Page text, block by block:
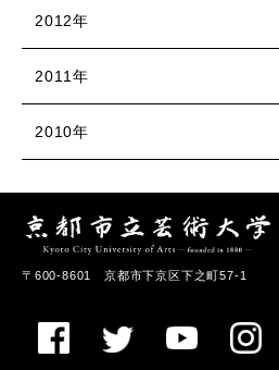
2012年
2011年
2010年
〒600-8601 京都市下京区下之町57-1